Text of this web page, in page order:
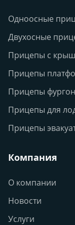
Одноосные
Двухосные
Прицепы с
Прицепы
Прицепы
Прицепы для
Прицепы
Компания
О компании
Новости
Услуги